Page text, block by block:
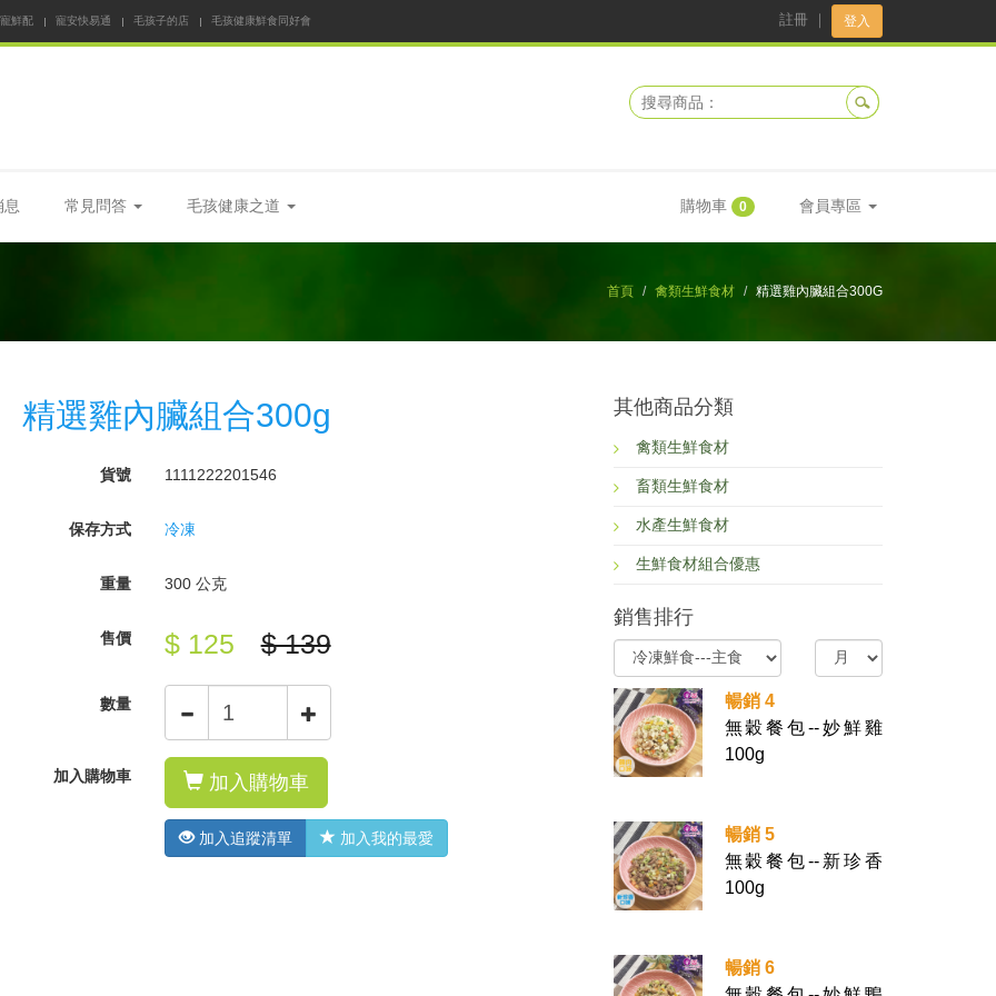
鮮配 寵安快易通 毛孩子的店 毛孩健康鮮食同好會 註冊 登入
常見問答 毛孩健康之道 購物車 0 會員專區
首頁 禽類生鮮食材 精選雞內臟組合300G
精選雞內臟組合300g
貨號 1111222201546
保存方式 冷凍
重量 300 公克
售價 $ 125 $ 139
數量
加入購物車 加入購物車
加入追蹤清單 加入我的最愛
其他商品分類
禽類生鮮食材
畜類生鮮食材
水產生鮮食材
生鮮食材組合優惠
銷售排行
暢銷 4
無穀餐包--妙鮮雞
100g
暢銷 5
無穀餐包--新珍香
100g
暢銷 6